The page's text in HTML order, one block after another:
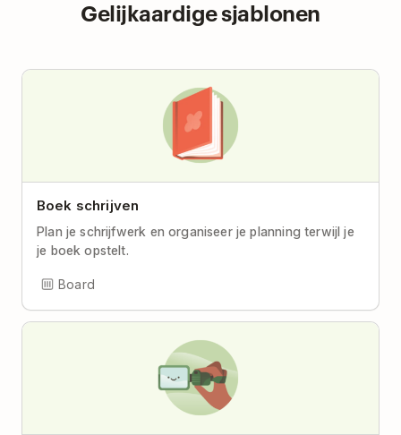
Gelijkaardige sjablonen
Boek schrijven
Plan je schrijfwerk en organiseer je planning terwijl je
je boek opstelt.
Board